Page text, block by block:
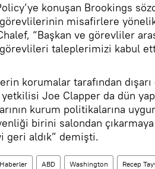
konuşan Brookings
misafirlere yönelik
“Başkan ve görevliler
taleplerimizi kabul
korumalar tarafından
Joe Clapper da dün
kurum politikalarına
birini salondan
geri aldık” demişti.
Haberler ABD Washington Recep